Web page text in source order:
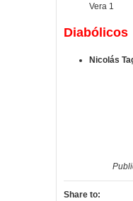
Vera 1
Diabólicos
Nicolás
Share to: